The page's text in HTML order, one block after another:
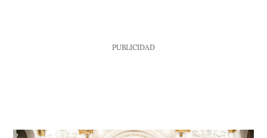
PUBLICIDAD